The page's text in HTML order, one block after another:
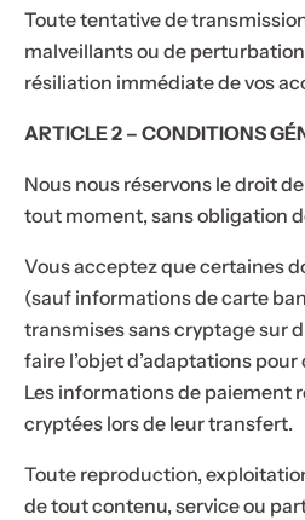
Toute tentative de
malveillants ou de
résiliation immédiate de vos
ARTICLE 2 – CONDITIONS
Nous nous réservons le droit
tout moment, sans obligation
Vous acceptez que certaines
(sauf informations de carte
transmises sans cryptage sur
faire l’objet d’adaptations
Les informations de paiement
cryptées lors de leur transfert.
Toute reproduction,
de tout contenu, service ou